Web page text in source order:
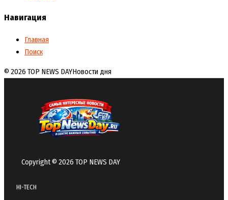
Навигация
Главная
Поиск
© 2026 TOP NEWS DAYНовости дня
Copyright © 2026 TOP NEWS DAY
HI-TECH